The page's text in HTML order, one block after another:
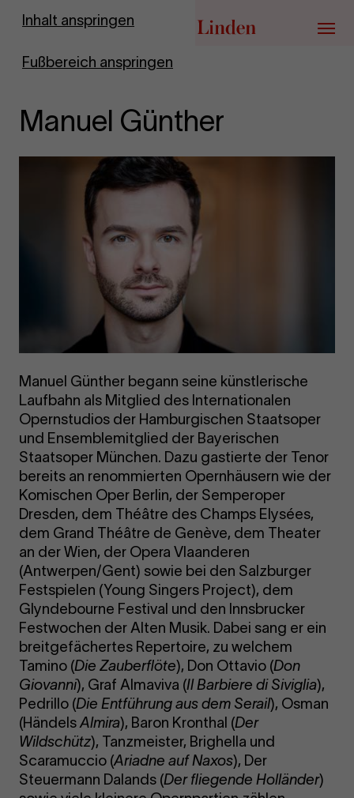
Inhalt anspringen
Fußbereich anspringen
Zur Startseite
Menü
Manuel Günther
Manuel Günther begann seine künstlerische
Laufbahn als Mitglied des Internationalen
Opernstudios der Hamburgischen Staatsoper
und Ensemblemitglied der Bayerischen
Staatsoper München. Dazu gastierte der Tenor
bereits an renommierten Opernhäusern wie der
Komischen Oper Berlin, der Semperoper
Dresden, dem Théâtre des Champs Elysées,
dem Grand Théâtre de Genève, dem Theater
an der Wien, der Opera Vlaanderen
(Antwerpen/Gent) sowie bei den Salzburger
Festspielen (Young Singers Project), dem
Glyndebourne Festival und den Innsbrucker
Festwochen der Alten Musik. Dabei sang er ein
breitgefächertes Repertoire, zu welchem
Tamino (Die Zauberflöte), Don Ottavio (Don
Giovanni), Graf Almaviva (Il Barbiere di Siviglia),
Pedrillo (Die Entführung aus dem Serail), Osman
(HändelsAlmira), Baron Kronthal (Der
Wildschütz), Tanzmeister, Brighella und
Scaramuccio (Ariadne auf Naxos), Der
Steuermann Dalands (Der fliegende Holländer)